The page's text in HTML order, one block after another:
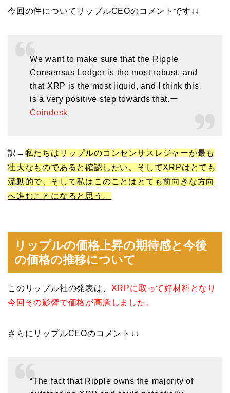
今回の件についてリップルCEOのコメントです↓↓
We want to make sure that the Ripple
Consensus Ledger is the most robust, and
that XRP is the most liquid, and I think this
is a very positive step towards that.ー
Coindesk
訳→ 私たちはリップルのコンセンサスレジャーが最も
壮大なものであると確認したい。そしてXRPはとても
流動的で、そして私はこのことはとても前向きな方向
へ進むことになると思う。
リップルの価格上昇の期待感と今後
の価格の推移について
このリップル社の発表は、 XRPに取って好材料となり
今回その影響で価格が高騰しました。
さらにリップルCEOのコメント↓↓
“The fact that Ripple owns the majority of